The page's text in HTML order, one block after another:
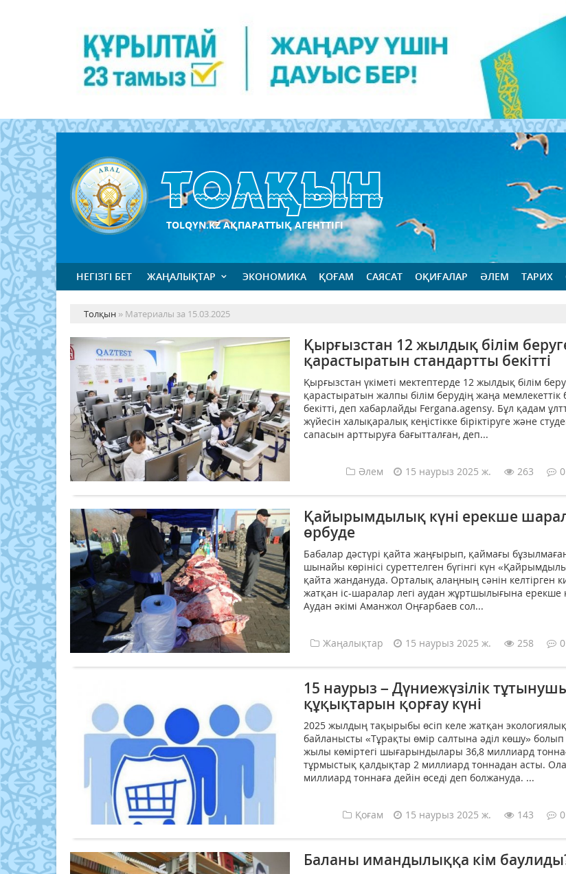
TOLQYN.KZ АҚПАРАТТЫҚ АГЕНТТІГІ
НЕГІЗГІ БЕТ ЖАҢАЛЫҚТАР ЭКОНОМИКА ҚОҒАМ САЯСАТ ОҚИҒАЛАР ӘЛЕМ ТАРИХ
Толқын » Материалы за 15.03.2025
Қырғызстан 12 жылдық білім
қарастыратын стандартты бекітті
Қырғызстан үкіметі мектептерде 12 жылдық білім
қарастыратын жалпы білім берудің жаңа мемлекеттік
бекітті, деп хабарлайды Fergana.agensy. Бұл қадам
жүйесін халықаралық кеңістікке біріктіруге және
сапасын арттыруға бағытталған, деп...
Әлем 15 наурыз 2025 ж. 263 0
Қайырымдылық күні ерекше
өрбуде
Бабалар дәстүрі қайта жаңғырып, қаймағы
шынайы көрінісі суреттелген бүгінгі күн
қайта жандануда. Орталық алаңның сәнін келтірген
жатқан іс-шаралар легі аудан жұртшылығына ерекше
Аудан әкімі Аманжол Оңғарбаев сол...
Жаңалықтар 15 наурыз 2025 ж. 258 0
15 наурыз – Дүниежүзілік
құқықтарын қорғау күні
2025 жылдың тақырыбы өсіп келе жатқан
байланысты «Тұрақты өмір салтына әділ көшу»
жылы көміртегі шығарындылары 36,8 миллиард
тұрмыстық қалдықтар 2 миллиард тоннадан асты.
миллиард тоннаға дейін өседі деп болжануда. ...
Қоғам 15 наурыз 2025 ж. 143 0
Баланы имандылыққа кім